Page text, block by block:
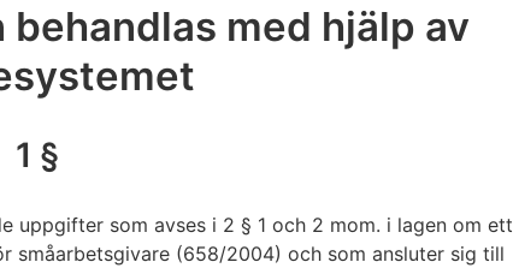
med hjälp av
1 §
uppgifter som avses i 2 § 1 och 2 mom. i lagen om ett
småarbetsgivare (658/2004) och som ansluter sig till